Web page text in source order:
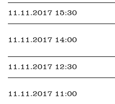
11.11.2017 15:30
11.11.2017 14:00
11.11.2017 12:30
11.11.2017 11:00